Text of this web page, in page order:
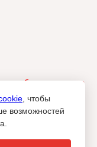
брендингового
только при
, чтобы
возможностей